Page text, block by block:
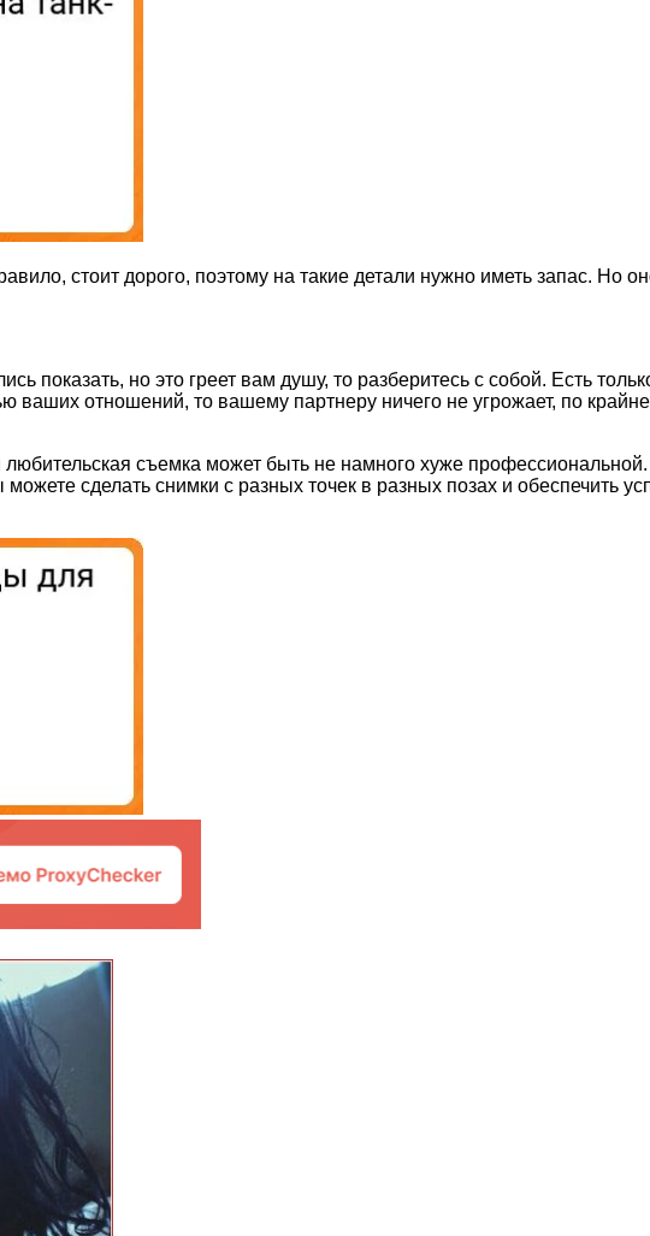
стоит дорого, поэтому на такие детали нужно иметь запас. Но
показать, но это греет вам душу, то разберитесь с собой. Есть
ваших отношений, то вашему партнеру ничего не угрожает, по
съемка может быть не намного хуже
сделать снимки с разных точек в разных позах и обеспечить